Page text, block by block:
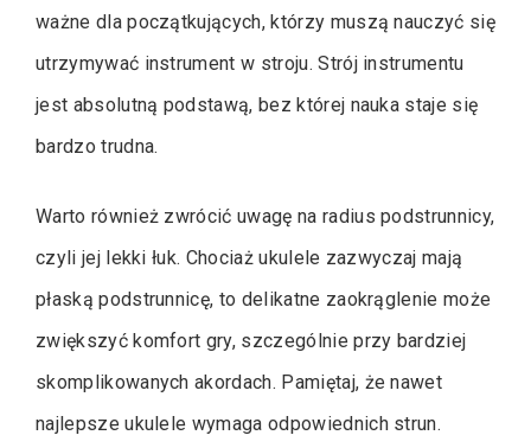
ważne dla początkujących, którzy muszą nauczyć się
utrzymywać instrument w stroju. Strój instrumentu
jest absolutną podstawą, bez której nauka staje się
bardzo trudna.
Warto również zwrócić uwagę na radius podstrunnicy,
czyli jej lekki łuk. Chociaż ukulele zazwyczaj mają
płaską podstrunnicę, to delikatne zaokrąglenie może
zwiększyć komfort gry, szczególnie przy bardziej
skomplikowanych akordach. Pamiętaj, że nawet
najlepsze ukulele wymaga odpowiednich strun.